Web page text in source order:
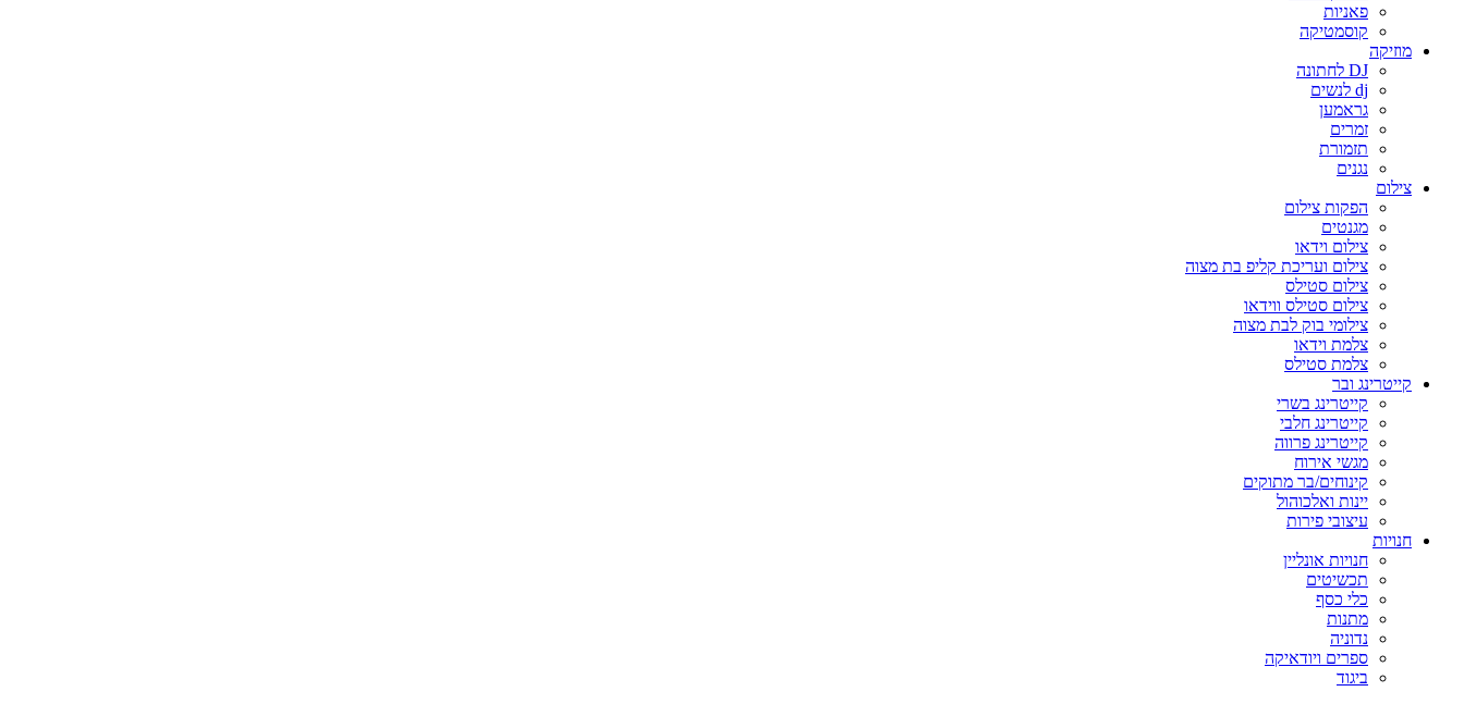
פאניות
קוסמטיקה
מוזיקה
DJ לחתונה
dj לנשים
גראמען
זמרים
תזמורת
נגנים
צילום
הפקות צילום
מגנטים
צילום וידאו
צילום ועריכת קליפ בת מצוה
צילום סטילס
צילום סטילס ווידאו
צילומי בוק לבת מצוה
צלמת וידאו
צלמת סטילס
קייטרינג ובר
קייטרינג בשרי
קייטרינג חלבי
קייטרינג פרווה
מגשי אירוח
קינוחים/בר מתוקים
יינות ואלכוהול
עיצובי פירות
חנויות
חנויות אונליין
תכשיטים
כלי כסף
מתנות
נדוניה
ספרים ויודאיקה
ביגוד